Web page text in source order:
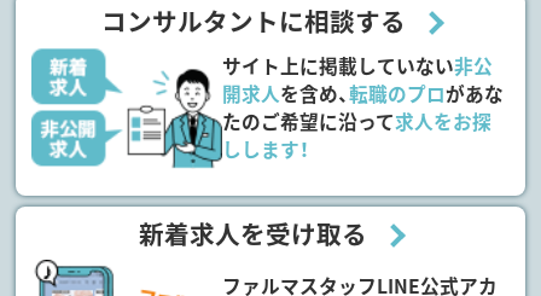
コンサルタントに相談する
サイト上に掲載していない非公
開求人を含め、転職のプロがあな
たのご希望に沿って求人をお探
しします！
新着求人を受け取る
ファルマスタッフLINE公式アカ